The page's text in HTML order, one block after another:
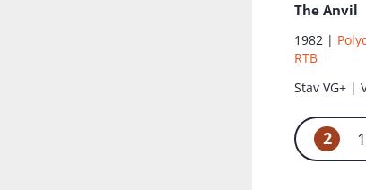
The Anvil
1982 |
RTB
StavVG+ |
2